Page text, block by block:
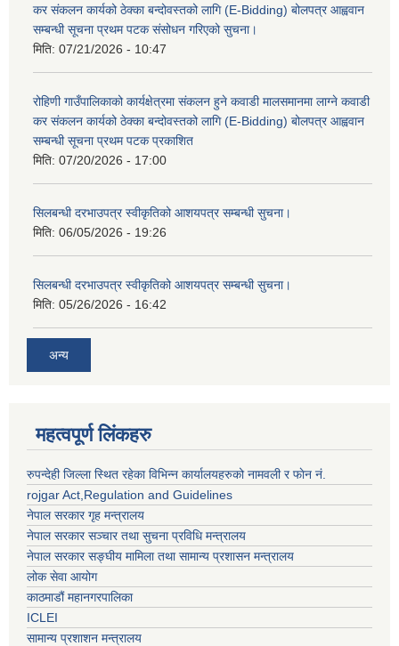
कर संकलन कार्यको ठेक्का बन्दोवस्तको लागि (E-Bidding) बोलपत्र आह्ववान
सम्बन्धी सूचना प्रथम पटक संसोधन गरिएको सुचना।
मिति: 07/21/2026 - 10:47
रोहिणी गाउँपालिकाको कार्यक्षेत्रमा संकलन हुने कवाडी मालसमानमा लाग्ने कवाडी
कर संकलन कार्यको ठेक्का बन्दोवस्तको लागि (E-Bidding) बोलपत्र आह्ववान
सम्बन्धी सूचना प्रथम पटक प्रकाशित
मिति: 07/20/2026 - 17:00
सिलबन्धी दरभाउपत्र स्वीकृतिको आशयपत्र सम्बन्धी सुचना।
मिति: 06/05/2026 - 19:26
सिलबन्धी दरभाउपत्र स्वीकृतिको आशयपत्र सम्बन्धी सुचना।
मिति: 05/26/2026 - 16:42
अन्य
महत्वपूर्ण लिंकहरु
रुपन्देही जिल्ला स्थित रहेका विभिन्न कार्यालयहरुको नामवली र फाेन न‌ं.
rojgar Act,Regulation and Guidelines
नेपाल सरकार गृह मन्त्रालय
नेपाल सरकार सञ्चार तथा सुचना प्रविधि मन्त्रालय
नेपाल सरकार सङ्घीय मामिला तथा सामान्य प्रशासन मन्त्रालय
लोक सेवा आयोग
काठमाडौं महानगरपालिका
ICLEI
सामान्य प्रशाशन मन्त्रालय